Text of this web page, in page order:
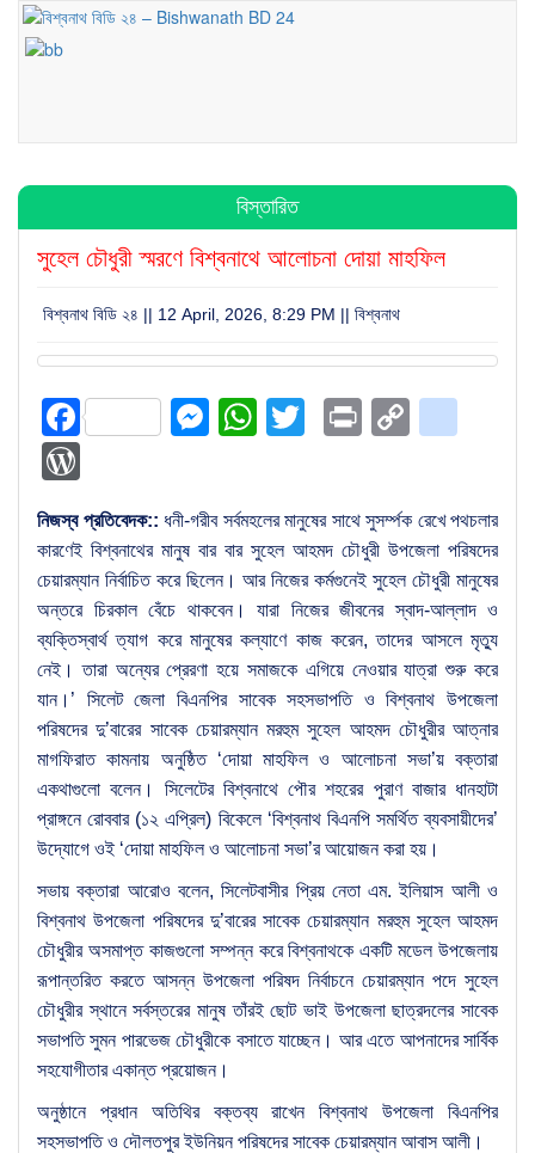
বিস্তারিত
সুহেল চৌধুরী স্মরণে বিশ্বনাথে আলোচনা দোয়া মাহফিল
বিশ্বনাথ বিডি ২৪ || 12 April, 2026, 8:29 PM || বিশ্বনাথ
FacebookMessenger
WhatsApp
Twitter
Print
নিজস্ব প্রতিবেদক:: ধনী-গরীব সর্বমহলের মানুষের সাথে সুসর্ম্পক রেখে পথচলার
কারণেই বিশ্বনাথের মানুষ বার বার সুহেল আহমদ চৌধুরী উপজেলা পরিষদের
চেয়ারম্যান নির্বাচিত করে ছিলেন। আর নিজের কর্মগুনেই সুহেল চৌধুরী মানুষের
অন্তরে চিরকাল বেঁচে থাকবেন। যারা নিজের জীবনের স্বাদ-আল্লাদ ও
ব্যক্তিস্বার্থ ত্যাগ করে মানুষের কল্যাণে কাজ করেন, তাদের আসলে মৃত্যু
নেই। তারা অন্যের প্রেরণা হয়ে সমাজকে এগিয়ে নেওয়ার যাত্রা শুরু করে
যান।’ সিলেট জেলা বিএনপির সাবেক সহসভাপতি ও বিশ্বনাথ উপজেলা
পরিষদের দু’বারের সাবেক চেয়ারম্যান মরহুম সুহেল আহমদ চৌধুরীর আত্নার
মাগফিরাত কামনায় অনুষ্ঠিত ‘দোয়া মাহফিল ও আলোচনা সভা’য় বক্তারা
একথাগুলো বলেন। সিলেটের বিশ্বনাথে পৌর শহরের পুরাণ বাজার ধানহাটা
প্রাঙ্গনে রোববার (১২ এপ্রিল) বিকেলে ‘বিশ্বনাথ বিএনপি সমর্থিত ব্যবসায়ীদের’
উদ্যোগে ওই ‘দোয়া মাহফিল ও আলোচনা সভা’র আয়োজন করা হয়।
সভায় বক্তারা আরোও বলেন, সিলেটবাসীর প্রিয় নেতা এম. ইলিয়াস আলী ও
বিশ্বনাথ উপজেলা পরিষদের দু’বারের সাবেক চেয়ারম্যান মরহুম সুহেল আহমদ
চৌধুরীর অসমাপ্ত কাজগুলো সম্পন্ন করে বিশ্বনাথকে একটি মডেল উপজেলায়
রূপান্তরিত করতে আসন্ন উপজেলা পরিষদ নির্বাচনে চেয়ারম্যান পদে সুহেল
চৌধুরীর স্থানে সর্বস্তরের মানুষ তাঁরই ছোট ভাই উপজেলা ছাত্রদলের সাবেক
সভাপতি সুমন পারভেজ চৌধুরীকে বসাতে যাচ্ছেন। আর এতে আপনাদের সার্বিক
সহযোগীতার একান্ত প্রয়োজন।
অনুষ্ঠানে প্রধান অতিথির বক্তব্য রাখেন বিশ্বনাথ উপজেলা বিএনপির
সহসভাপতি ও দৌলতপুর ইউনিয়ন পরিষদের সাবেক চেয়ারম্যান আবাস আলী।